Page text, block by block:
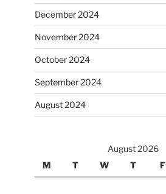
December 2024
November 2024
October 2024
September 2024
August 2024
August 2026
M
T W T F